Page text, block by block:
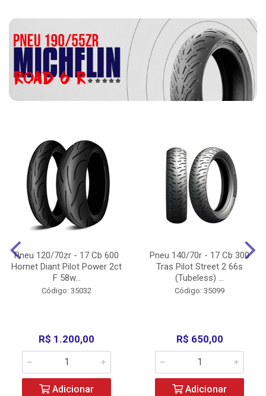
Pneu 120/70zr - 17 Cb 600
Hornet Diant Pilot Power 2ct
F 58w...
Código: 35032
R$ 1.200,00
Adicionar
Pneu 140/70r - 17 Cb 300
Tras Pilot Street 2 66s
(Tubeless) ...
Código: 35099
R$ 650,00
Adicionar